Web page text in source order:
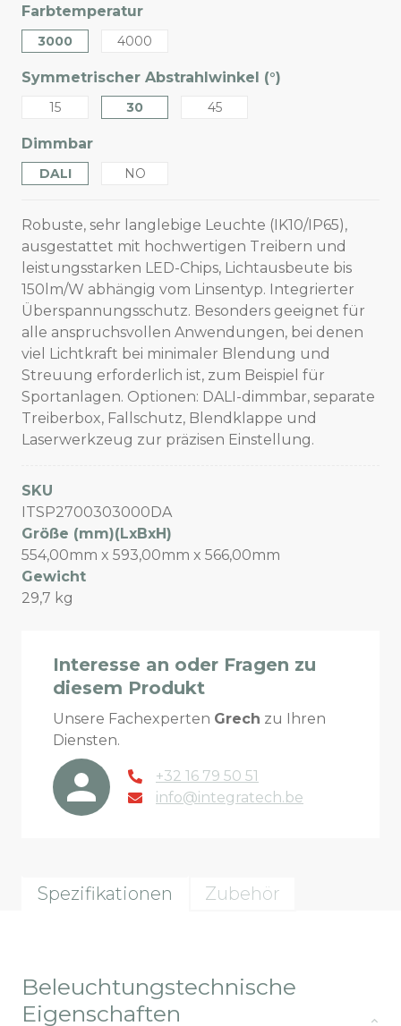
Farbtemperatur
3000 4000
Symmetrischer Abstrahlwinkel (°)
15 30 45
Dimmbar
DALI NO
Robuste, sehr langlebige Leuchte (IK10/IP65),
ausgestattet mit hochwertigen Treibern und
leistungsstarken LED-Chips, Lichtausbeute bis
150lm/W abhängig vom Linsentyp. Integrierter
Überspannungsschutz. Besonders geeignet für
alle anspruchsvollen Anwendungen, bei denen
viel Lichtkraft bei minimaler Blendung und
Streuung erforderlich ist, zum Beispiel für
Sportanlagen. Optionen: DALI-dimmbar, separate
Treiberbox, Fallschutz, Blendklappe und
Laserwerkzeug zur präzisen Einstellung.
SKU
ITSP2700303000DA
Größe (mm)(LxBxH)
554,00mm x 593,00mm x 566,00mm
Gewicht
29,7 kg
Interesse an oder Fragen zu
diesem Produkt
Unsere Fachexperten Grech zu Ihren
Diensten.
+32 16 79 50 51
info@integratech.be
Spezifikationen Zubehör
Beleuchtungstechnische
Eigenschaften